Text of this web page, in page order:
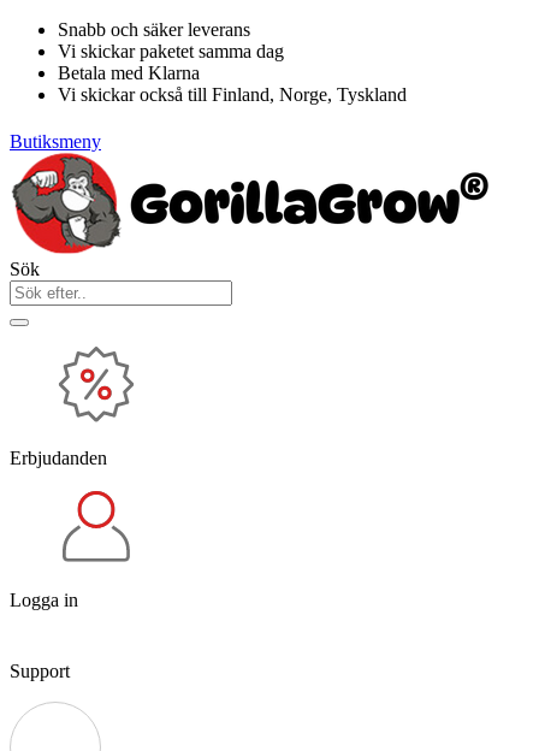
Hoppa
innehåll
Snabb och säker leverans
Vi skickar paketet samma dag
Betala med Klarna
Vi skickar också till Finland, Norge, Tyskland
Butiksmeny
Sök
Erbjudanden
Logga in
Support